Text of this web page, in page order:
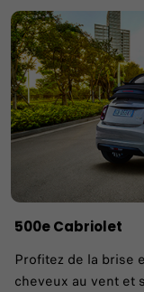
500e Cabriolet
Profitez de la brise
cheveux au vent et